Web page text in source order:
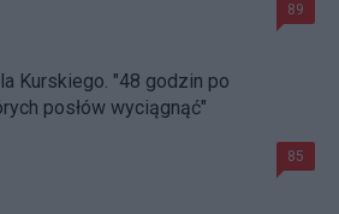
89
Kurskiego. "48 godzin po
posłów wyciągnąć"
85